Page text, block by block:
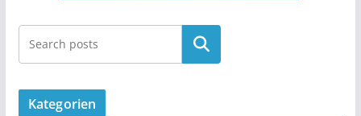
Kategorien